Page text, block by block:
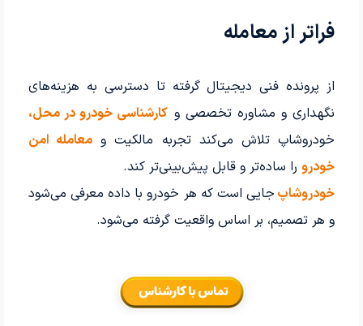
فراتر از معامله
از پرونده فنی دیجیتال گرفته تا دسترسی به هزینه‌های
نگهداری و مشاوره تخصصی و کارشناسی خودرو در محل،
خودروشاپ تلاش می‌کند تجربه مالکیت و معامله امن
خودرو را ساده‌تر و قابل پیش‌بینی‌تر کند.
خودروشاپ جایی است که هر خودرو با داده معرفی می‌شود
و هر تصمیم، بر اساس واقعیت گرفته می‌شود.